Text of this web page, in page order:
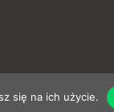
się na ich użycie.